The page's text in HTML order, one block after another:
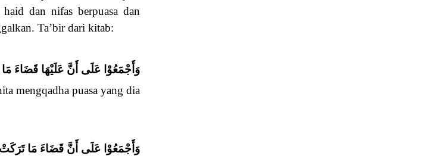
dan nifas berpuasa dan
Ta’bir dari kitab:
وَأَجْمَعُوْا عَلَى أَنَّ عَلَيْهَا قَضَاءَ
mengqadha puasa yang dia
وَأَجْمَعُوْا عَلَى أَنَّ قَضَاءَ مَا